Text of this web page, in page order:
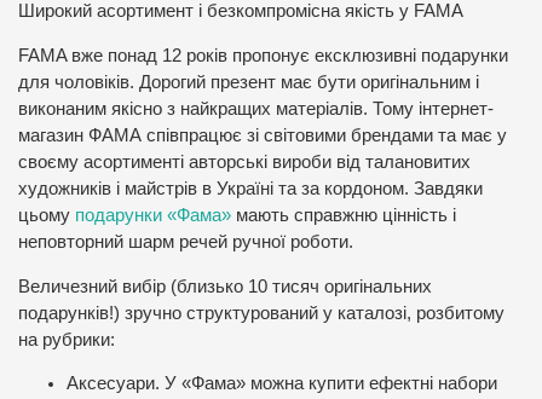
Широкий асортимент і безкомпромісна якість у FAMA
FAMA вже понад 12 років пропонує ексклюзивні подарунки
для чоловіків. Дорогий презент має бути оригінальним і
виконаним якісно з найкращих матеріалів. Тому інтернет-
магазин ФАМА співпрацює зі світовими брендами та має у
своєму асортименті авторські вироби від талановитих
художників і майстрів в Україні та за кордоном. Завдяки
цьому подарунки «Фама» мають справжню цінність і
неповторний шарм речей ручної роботи.
Величезний вибір (близько 10 тисяч оригінальних
подарунків!) зручно структурований у каталозі, розбитому
на рубрики:
Аксесуари. У «Фама» можна купити ефектні набори